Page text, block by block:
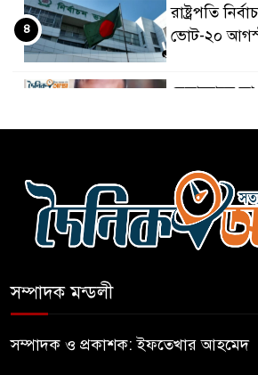
রাষ্ট্রপতি
ভোট-২০
৪
বেলাবোতে
কারো সাক্ষাৎ
ছাড়লেন ১১
৬
এআই বক্তব্য
ঐক্যের
৮
সম্পাদক মন্ডলী
সম্পাদক ও প্রকাশক: ইফতেখার আহমেদ